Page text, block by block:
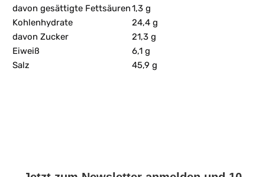
davon gesättigte Fettsäuren1,3 g
Kohlenhydrate
24,4 g
davon Zucker
21,3 g
Eiweiß
6,1 g
Salz
45,9 g